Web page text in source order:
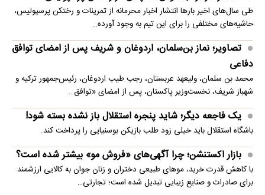
طی سال‌های اخیر بارها انتشار اخبار محرمانه از تمرینات و رختکن پرسپولیس،
حاشیه‌های مختلفی را برای این تیم به وجود آورده…
تصاویر؛ نماز بن‌سلمان، اردوغان و شریف پس از امضای توافق
دفاعی
محمد بن سلمان، ولیعهد عربستان، رجب طیب اردوغان، رئیس‌جمهور ترکیه و
شهباز شریف، نخست‌وزیر پاکستان، پس از امضای «توافق…
یک فاجعه دیگر؛ شاید پنجره استقلال باز نشده بسته شود!
باشگاه استقلال باید خیلی زود طلب بازیکن بوسنیایی را پرداخت کند.
بازار اکستنشن؛ چرا آگهی‌های «فروش مو» بیشتر شده است؟
با کاهش قدرت خرید، موهای طبیعی دختران و زنان جوان به کالایی ارزشمند
برای صادرات و صنایع زیبایی تبدیل شده است؛ تجارتی…